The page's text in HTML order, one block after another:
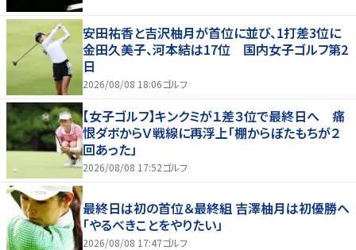
安田祐香と吉沢柚月が首位に並び、1打差3位に
金田久美子、河本結は17位 国内女子ゴルフ第2
日
2026/08/08 18:06ゴルフ
【女子ゴルフ】キンクミが１差３位で最終日へ 痛
恨ダボからＶ戦線に再浮上「棚からぼたもちが２
回あった」
2026/08/08 17:52ゴルフ
最終日は初の首位＆最終組 吉澤柚月は初優勝へ
「やるべきことをやりたい」
2026/08/08 17:47ゴルフ